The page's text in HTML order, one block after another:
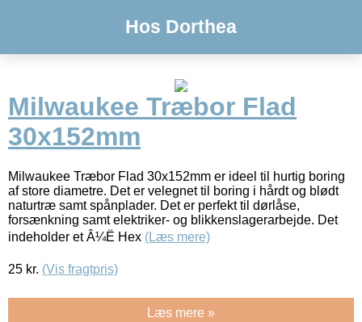
Hos Dorthea
Milwaukee Træbor Flad
30x152mm
Milwaukee Træbor Flad 30x152mm er ideel til hurtig boring
af store diametre. Det er velegnet til boring i hårdt og blødt
naturtræ samt spånplader. Det er perfekt til dørlåse,
forsænkning samt elektriker- og blikkenslagerarbejde. Det
indeholder et Â¼Ë Hex (Læs mere)
25 kr. (Vis fragtpris)
Læs mere »